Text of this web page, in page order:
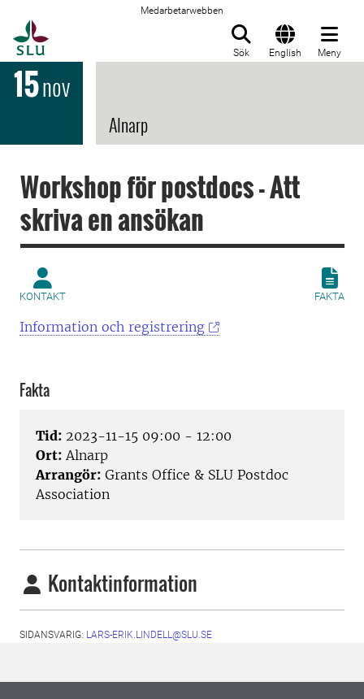
Medarbetarwebben
Sök English Meny
15nov
Alnarp
Workshop för postdocs - Att
skriva en ansökan
KONTAKT FAKTA
Information och registrering
Fakta
Tid: 2023-11-15 09:00 - 12:00
Ort: Alnarp
Arrangör: Grants Office & SLU Postdoc
Association
Kontaktinformation
SIDANSVARIG: LARS-ERIK.LINDELL@SLU.SE